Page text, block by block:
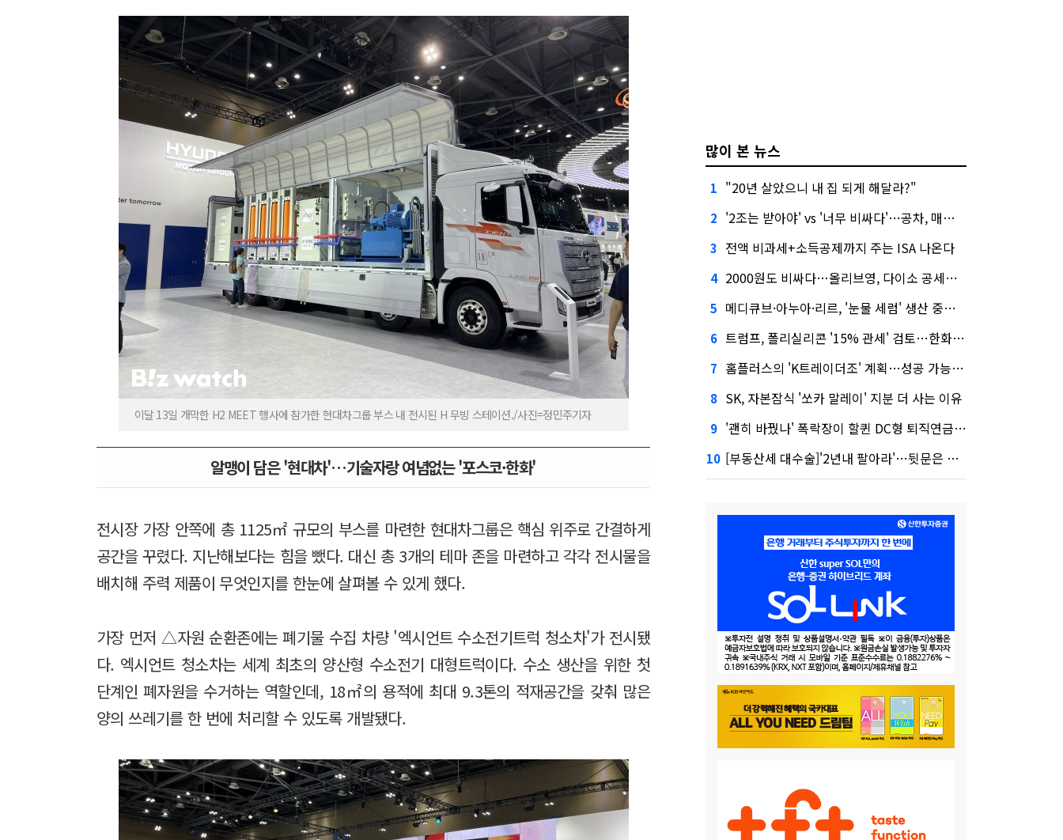
이달 13일 개막한 H2 MEET 행사에 참가한 현대차그룹 부스 내 전시된 H 무빙 스테이션./사진=정민주기자
알맹이 담은 '현대차'…기술자랑 여념없는 '포스코·한화'
전시장 가장 안쪽에 총 1125㎡ 규모의 부스를 마련한 현대차그룹은 핵심 위주로 간결하게
공간을 꾸렸다. 지난해보다는 힘을 뺐다. 대신 총 3개의 테마 존을 마련하고 각각 전시물을
배치해 주력 제품이 무엇인지를 한눈에 살펴볼 수 있게 했다.
가장 먼저 △자원 순환존에는 폐기물 수집 차량 '엑시언트 수소전기트럭 청소차'가 전시됐
다. 엑시언트 청소차는 세계 최초의 양산형 수소전기 대형트럭이다. 수소 생산을 위한 첫
단계인 폐자원을 수거하는 역할인데, 18㎡의 용적에 최대 9.3톤의 적재공간을 갖춰 많은
양의 쓰레기를 한 번에 처리할 수 있도록 개발됐다.
많이 본 뉴스
1 "20년 살았으니 내 집 되게 해달라?"
2 '2조는 받아야' vs '너무 비싸다'…공차, 매각 성공할까
3 전액 비과세+소득공제까지 주는 ISA 나온다
4 2000원도 비싸다…올리브영, 다이소 공세에 '가성비'로 맞불
5 메디큐브·아누아·리르, '눈물 세럼' 생산 중단한다
6 트럼프, 폴리실리콘 '15% 관세' 검토…한화큐셀·OCI 영향은?
7 홈플러스의 'K트레이더조' 계획…성공 가능성은 '글쎄'
8 SK, 자본잠식 '쏘카 말레이' 지분 더 사는 이유
9 '괜히 바꿨나' 폭락장이 할퀸 DC형 퇴직연금…전문가 조언은
10 [부동산세 대수술]'2년내 팔아라'…뒷문은 열었다